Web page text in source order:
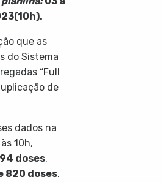
que as
do Sistema
“Full
de
dados na
às 10h,
doses,
820 doses.